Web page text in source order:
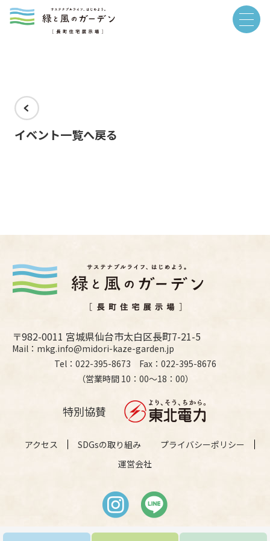
イベント一覧へ戻る
〒982-0011 宮城県仙台市太白区長町7-21-5
Mail：mkg.info@midori-kaze-garden.jp
Tel：022-395-8673 Fax：022-395-8676
（営業時間 10：00〜18：00）
特別協賛
アクセス SDGsの取り組み
プライバシーポリシー
運営会社